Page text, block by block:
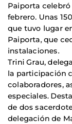
Paiporta
febrero. Unas
que tuvo lugar
Paiporta, que
instalaciones.
Trini Grau,
la participación
colaboradores,
especiales.
de dos
delegación de